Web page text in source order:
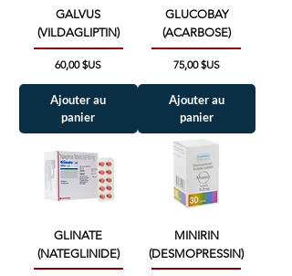
GALVUS
(VILDAGLIPTIN)
Prix
60,00 $US
Ajouter au
panier
GLUCOBAY
(ACARBOSE)
Prix
75,00 $US
Ajouter au
panier
GLINATE
(NATEGLINIDE)
MINIRIN
(DESMOPRESSIN)